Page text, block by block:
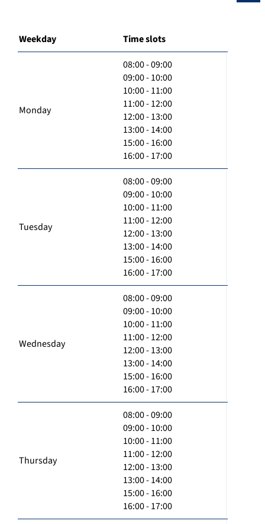
Weekday Time slots
Monday
08:00 - 09:00
09:00 - 10:00
10:00 - 11:00
11:00 - 12:00
12:00 - 13:00
13:00 - 14:00
15:00 - 16:00
16:00 - 17:00
Tuesday
08:00 - 09:00
09:00 - 10:00
10:00 - 11:00
11:00 - 12:00
12:00 - 13:00
13:00 - 14:00
15:00 - 16:00
16:00 - 17:00
Wednesday
08:00 - 09:00
09:00 - 10:00
10:00 - 11:00
11:00 - 12:00
12:00 - 13:00
13:00 - 14:00
15:00 - 16:00
16:00 - 17:00
Thursday
08:00 - 09:00
09:00 - 10:00
10:00 - 11:00
11:00 - 12:00
12:00 - 13:00
13:00 - 14:00
15:00 - 16:00
16:00 - 17:00